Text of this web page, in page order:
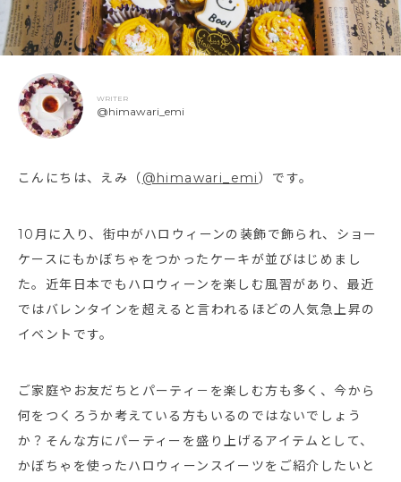
WRITER
@himawari_emi
こんにちは、えみ（@himawari_emi）です。
10月に入り、街中がハロウィーンの装飾で飾られ、ショー
ケースにもかぼちゃをつかったケーキが並びはじめまし
た。近年日本でもハロウィーンを楽しむ風習があり、最近
ではバレンタインを超えると言われるほどの人気急上昇の
イベントです。
ご家庭やお友だちとパーティ－を楽しむ方も多く、今から
何をつくろうか考えている方もいるのではないでしょう
か？そんな方にパーティーを盛り上げるアイテムとして、
かぼちゃを使ったハロウィーンスイーツをご紹介したいと